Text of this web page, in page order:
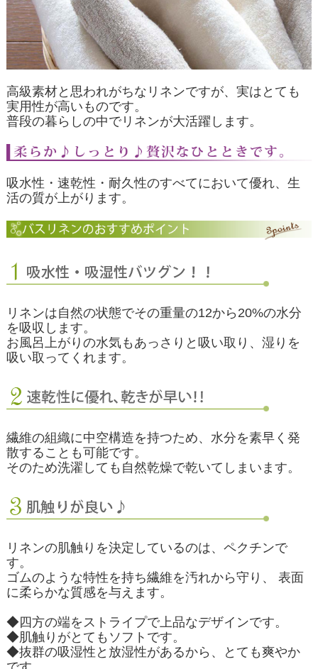
高級素材と思われがちなリネンですが、実はとても
実用性が高いものです。
普段の暮らしの中でリネンが大活躍します。
吸水性・速乾性・耐久性のすべてにおいて優れ、生
活の質が上がります。
リネンは自然の状態でその重量の12から20%の水分
を吸収します。
お風呂上がりの水気もあっさりと吸い取り、湿りを
吸い取ってくれます。
繊維の組織に中空構造を持つため、水分を素早く発
散することも可能です。
そのため洗濯しても自然乾燥で乾いてしまいます。
リネンの肌触りを決定しているのは、ペクチンで
す。
ゴムのような特性を持ち繊維を汚れから守り、 表面
に柔らかな質感を与えます。
◆四方の端をストライプで上品なデザインです。
◆肌触りがとてもソフトです。
◆抜群の吸湿性と放湿性があるから、とても爽やか